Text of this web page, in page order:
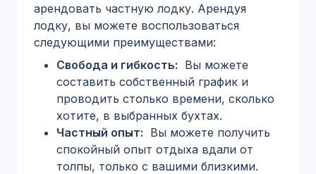
арендовать частную лодку. Арендуя
лодку, вы можете воспользоваться
следующими преимуществами:
Свобода и гибкость: Вы можете
составить собственный график и
проводить столько времени, сколько
хотите, в выбранных бухтах.
Частный опыт: Вы можете получить
спокойный опыт отдыха вдали от
толпы, только с вашими близкими.